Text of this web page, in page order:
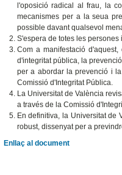
l'oposició radical al frau, la
mecanismes per a la seua
possible davant qualsevol
S'espera de totes les
Com a manifestació
d'integritat pública, la
per a abordar la prevenció i
Comissió d'Integritat Pública.
La Universitat de València
a través de la Comissió
En definitiva, la Universitat de
robust, dissenyat per a
Enllaç al document